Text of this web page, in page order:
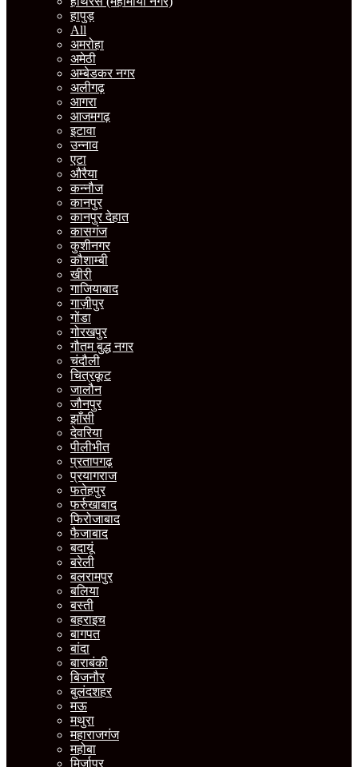
हापुड़
All
अमरोहा
अमेठी
अम्बेडकर नगर
अलीगढ़
आगरा
आजमगढ़
इटावा
उन्नाव
एटा
औरैया
कन्नौज
कानपुर
कानपुर देहात
कासगंज
कुशीनगर
कौशाम्बी
खीरी
गाजियाबाद
गाज़ीपुर
गोंडा
गोरखपुर
गौतम बुद्ध नगर
चंदौली
चित्रकूट
जालौन
जौनपुर
झाँसी
देवरिया
पीलीभीत
प्रतापगढ़
प्रयागराज
फतेहपुर
फर्रुखाबाद
फिरोजाबाद
फैजाबाद
बदायूं
बरेली
बलरामपुर
बलिया
बस्ती
बहराइच
बागपत
बांदा
बाराबंकी
बिजनौर
बुलंदशहर
मऊ
मथुरा
महाराजगंज
महोबा
मिर्जापुर